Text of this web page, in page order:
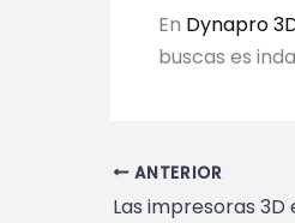
En Dynapro
buscas es
ANTERIOR